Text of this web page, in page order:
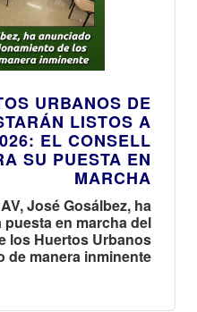
URBANOS DE
LISTOS A
EL CONSELL
SU PUESTA EN
MARCHA
José Gosálbez, ha
en marcha del
los Huertos Urbanos
de manera inminente